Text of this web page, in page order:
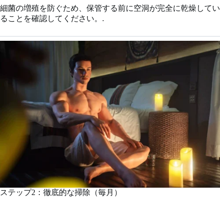
細菌の増殖を防ぐため、保管する前に空洞が完全に乾燥してい
ることを確認してください。.
ステップ2：徹底的な掃除（毎月）